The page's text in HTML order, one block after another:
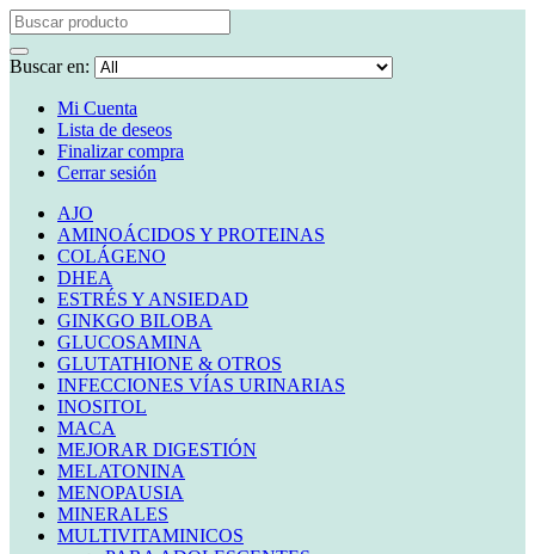
Buscar en:
Mi Cuenta
Lista de deseos
Finalizar compra
Cerrar sesión
AJO
AMINOÁCIDOS Y PROTEINAS
COLÁGENO
DHEA
ESTRÉS Y ANSIEDAD
GINKGO BILOBA
GLUCOSAMINA
GLUTATHIONE & OTROS
INFECCIONES VÍAS URINARIAS
INOSITOL
MACA
MEJORAR DIGESTIÓN
MELATONINA
MENOPAUSIA
MINERALES
MULTIVITAMINICOS